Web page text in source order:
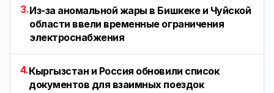
3.Из-за аномальной жары в Бишкеке и Чуйской
области ввели временные ограничения
электроснабжения
4.Кыргызстан и Россия обновили список
документов для взаимных поездок